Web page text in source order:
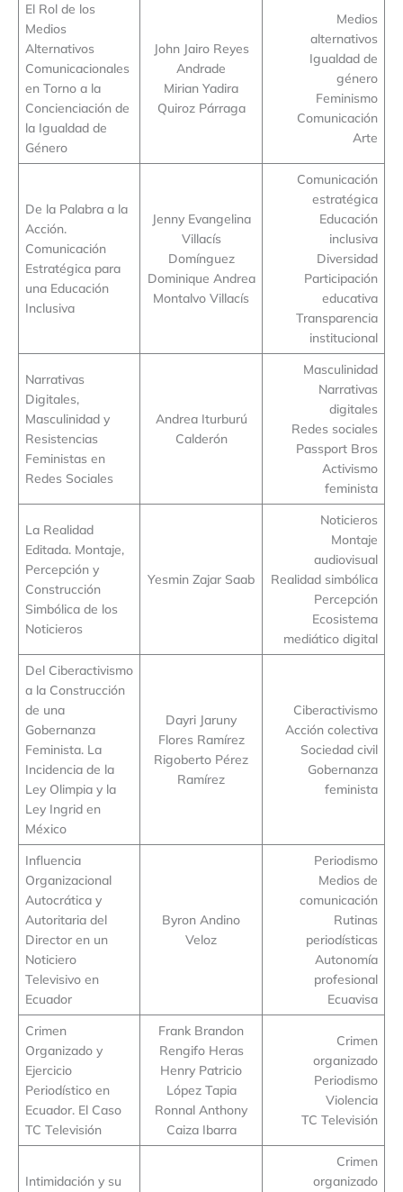
El Rol de los
Medios
Alternativos
Comunicacionales
en Torno a la
Concienciación de
la Igualdad de
Género
John Jairo Reyes
Andrade
Mirian Yadira
Quiroz Párraga
Medios
alternativos
Igualdad de
género
Feminismo
Comunicación
Arte
De la Palabra a la
Acción.
Comunicación
Estratégica para
una Educación
Inclusiva
Jenny Evangelina
Villacís
Domínguez
Dominique Andrea
Montalvo Villacís
Comunicación
estratégica
Educación
inclusiva
Diversidad
Participación
educativa
Transparencia
institucional
Narrativas
Digitales,
Masculinidad y
Resistencias
Feministas en
Redes Sociales
Andrea Iturburú
Calderón
Masculinidad
Narrativas
digitales
Redes sociales
Passport Bros
Activismo
feminista
La Realidad
Editada. Montaje,
Percepción y
Construcción
Simbólica de los
Noticieros
Yesmin Zajar Saab
Noticieros
Montaje
audiovisual
Realidad simbólica
Percepción
Ecosistema
mediático digital
Del Ciberactivismo
a la Construcción
de una
Gobernanza
Feminista. La
Incidencia de la
Ley Olimpia y la
Ley Ingrid en
México
Dayri Jaruny
Flores Ramírez
Rigoberto Pérez
Ramírez
Ciberactivismo
Acción colectiva
Sociedad civil
Gobernanza
feminista
Influencia
Organizacional
Autocrática y
Autoritaria del
Director en un
Noticiero
Televisivo en
Ecuador
Byron Andino
Veloz
Periodismo
Medios de
comunicación
Rutinas
periodísticas
Autonomía
profesional
Ecuavisa
Crimen
Organizado y
Ejercicio
Periodístico en
Ecuador. El Caso
TC Televisión
Frank Brandon
Rengifo Heras
Henry Patricio
López Tapia
Ronnal Anthony
Caiza Ibarra
Crimen
organizado
Periodismo
Violencia
TC Televisión
Intimidación y su
Crimen
organizado